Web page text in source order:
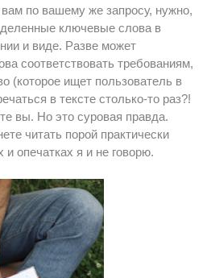
по вашему же запросу, нужно,
ключевые слова в
и виде. Разве может
соответствовать требованиям,
(которое ищет пользователь в
в тексте столько-то раз?!
вы. Но это суровая правда.
читать порой практически
опечатках я и не говорю.